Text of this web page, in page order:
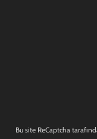
Bu site ReCaptcha